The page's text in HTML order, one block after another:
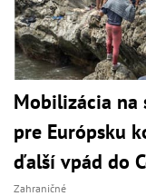
Mobilizácia na
pre Európsku
ďalší vpád do
Zahraničné